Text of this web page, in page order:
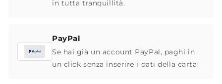
in tutta tranquillità.
PayPal
Se hai già un account PayPal, paghi in
un click senza inserire i dati della carta.